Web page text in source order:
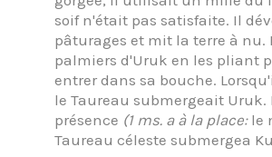
soif n'était pas satisfaite. Il
pâturages et mit la terre à nu.
palmiers d'Uruk en les pliant
entrer dans sa bouche.
le Taureau submergeait Uruk.
présence (1 ms. a à la place: le
Taureau céleste submergea